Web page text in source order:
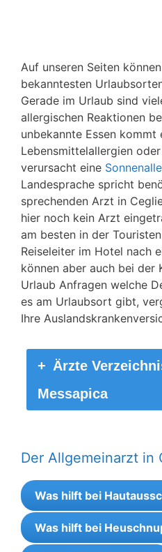
Auf unseren Seiten
bekanntesten
Gerade im Urlaub sind
allergischen Reaktionen
unbekannte Essen kommt
Lebensmittelallergien
verursacht eine
Landesprache spricht
sprechenden Arzt in
hier noch kein Arzt
am besten in der
Reiseleiter im Hotel nach
können aber auch bei der
Urlaub Anfragen welche
es am Urlaubsort gibt,
Ihre
Ärzte
Messapica
Der Allgemeinarzt in
Was hilft bei
Was hilft bei